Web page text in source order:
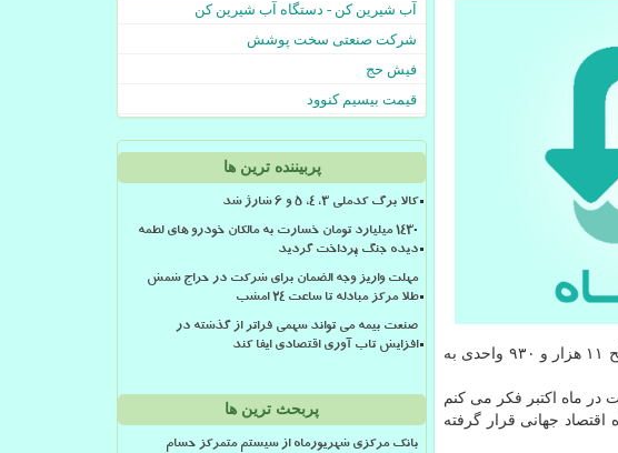
۵۴۵۰.۹۶ واحد بسته شد و شاخص " دكس ۳۰" بورس فرانكفورت در آلمان با افزایش ۰.۰۴ درصدی و ایستادن در سطح ۱۱ هزار و ۹۳۰ واحدی به
در ماه اكتبر فكر می كنم
جهانی قرار گرفته
آب شیرین کن - دستگاه آب شیرین کن
شرکت صنعتی سخت پوشش
فیش حج
قیمت بیسیم کنوود
پربیننده ترین ها
کالا برگ کدملی 3، 4، 5 و 6 شارژ شد
۱۴۳۰ میلیارد تومان خسارت به مالکان خودرو های لطمه
دیده جنگ پرداخت گردید
مهلت واریز وجه الضمان برای شرکت در حراج شمش
طلا مرکز مبادله تا ساعت ۲۴ امشب
صنعت بیمه می تواند سهمی فراتر از گذشته در
افزایش تاب آوری اقتصادی ایفا کند
پربحث ترین ها
بانک مرکزی شهریورماه از سیستم متمرکز حسام